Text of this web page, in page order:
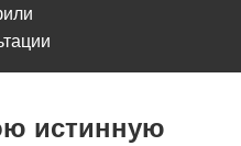
истинную